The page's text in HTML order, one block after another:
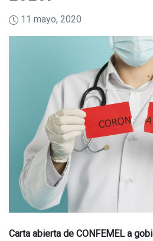
11 mayo, 2020
Carta abierta de CONFEMEL a